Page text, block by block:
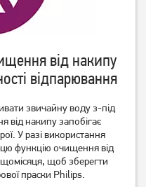
Праска Gorenje
SIH1800TQC
1 049грн
від накипу
відпарювання
звичайну воду з-під
від накипу запобігає
У разі використання
функцію очищення від
щоб зберегти
праски Philips.